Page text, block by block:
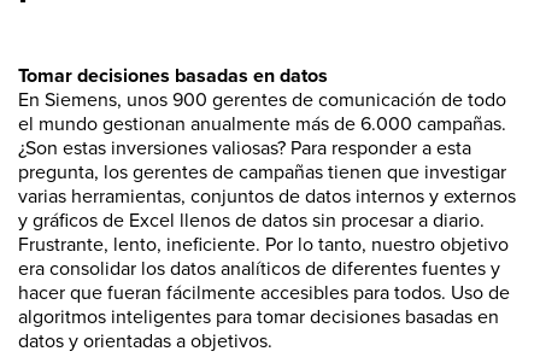
Tomar decisiones basadas en datos
En Siemens, unos 900 gerentes de comunicación de todo
el mundo gestionan anualmente más de 6.000 campañas.
¿Son estas inversiones valiosas? Para responder a esta
pregunta, los gerentes de campañas tienen que investigar
varias herramientas, conjuntos de datos internos y externos
y gráficos de Excel llenos de datos sin procesar a diario.
Frustrante, lento, ineficiente. Por lo tanto, nuestro objetivo
era consolidar los datos analíticos de diferentes fuentes y
hacer que fueran fácilmente accesibles para todos. Uso de
algoritmos inteligentes para tomar decisiones basadas en
datos y orientadas a objetivos.